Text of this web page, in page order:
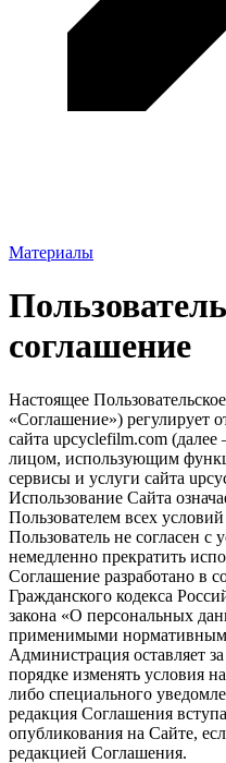
Материалы
соглашение
Настоящее
«Соглашение») регулирует
сайта upcyclefilm.com
лицом, использующим
сервисы и услуги сайта
Использование Сайта
Пользователем всех
Пользователь не согласен
немедленно прекратить
Соглашение разработано в
Гражданского кодекса
закона «О персональных
применимыми
Администрация оставляет
порядке изменять условия
либо специального
редакция Соглашения
опубликования на Сайте,
редакцией Соглашения.